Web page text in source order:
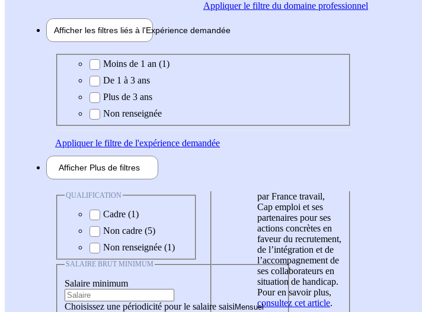
Appliquerle filtre du domaine professionnel
Afficher les filtres liés à l'Expérience demandée
Expérience demandée
Moins de 1 an (1)
De 1 à 3 ans
Plus de 3 ans
Non renseignée
Appliquerle filtre de l'expérience demandée
Afficher Plus de filtres
QUALIFICATION
Cadre (1)
Non cadre (5)
Non renseignée (1)
SALAIRE BRUT MINIMUM
Salaire minimum
Choisissez une périodicité pour le salaire saisi
par France travail,
Cap emploi et ses
partenaires pour ses
actions concrètes en
faveur du recrutement,
de l’intégration et de
l’accompagnement de
ses collaborateurs en
situation de handicap.
Pour en savoir plus,
consultez cet article.